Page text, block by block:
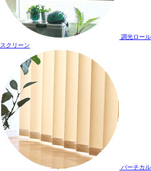
調光ロール
スクリーン
バーチカル